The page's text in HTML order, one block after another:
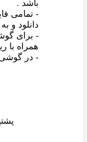
باشد .
- تمامی
دانلود و
- برای
همراه با
- در گوشی